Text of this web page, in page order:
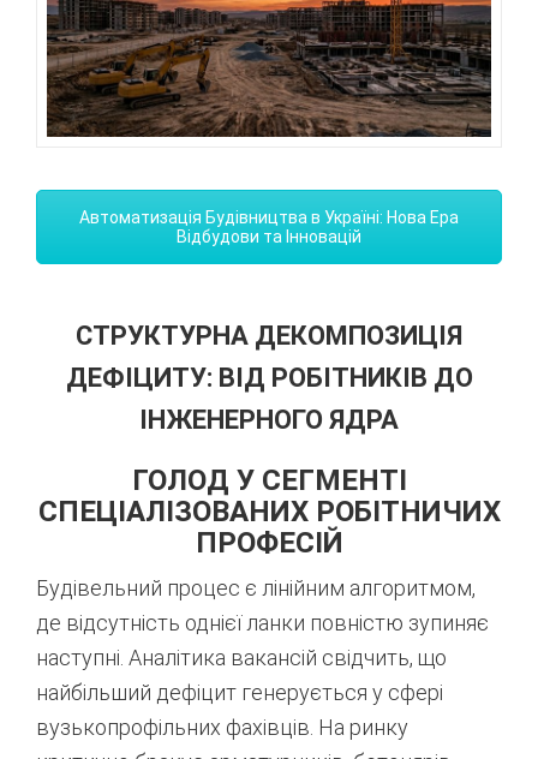
Автоматизація Будівництва в Україні: Нова Ера
Відбудови та Інновацій
СТРУКТУРНА ДЕКОМПОЗИЦІЯ
ДЕФІЦИТУ: ВІД РОБІТНИКІВ ДО
ІНЖЕНЕРНОГО ЯДРА
ГОЛОД У СЕГМЕНТІ
СПЕЦІАЛІЗОВАНИХ РОБІТНИЧИХ
ПРОФЕСІЙ
Будівельний процес є лінійним алгоритмом,
де відсутність однієї ланки повністю зупиняє
наступні. Аналітика вакансій свідчить, що
найбільший дефіцит генерується у сфері
вузькопрофільних фахівців. На ринку